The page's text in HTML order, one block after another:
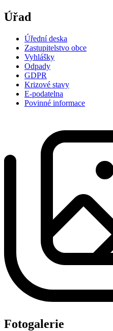
Úřad
Úřední deska
Zastupitelstvo obce
Vyhlášky
Odpady
GDPR
Krizové stavy
E-podatelna
Povinné informace
Fotogalerie